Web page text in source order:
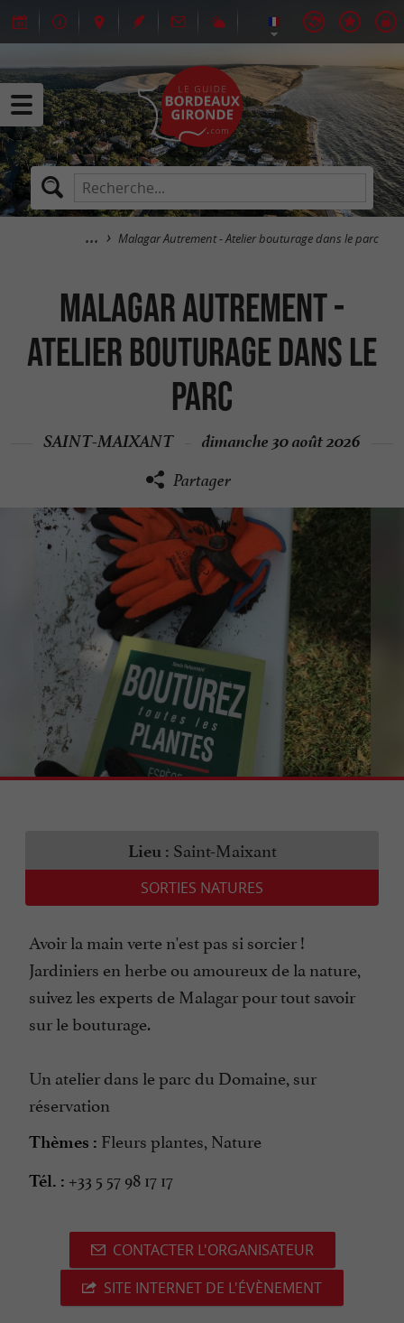
Malagar Autrement - Atelier bouturage dans le parc
Malagar Autrement -
Atelier bouturage dans le
parc
SAINT-MAIXANT dimanche 30 août 2026
Partager
Lieu : Saint-Maixant
SORTIES NATURES
Avoir la main verte n'est pas si sorcier !
Jardiniers en herbe ou amoureux de la nature,
suivez les experts de Malagar pour tout savoir
sur le bouturage.
Un atelier dans le parc du Domaine, sur
réservation
Thèmes : Fleurs plantes, Nature
Tél. : +33 5 57 98 17 17
CONTACTER L'ORGANISATEUR
SITE INTERNET DE L'ÉVÈNEMENT